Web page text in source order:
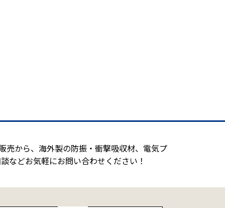
売から、海外製の防振・衝撃吸収材、電気プ
などお気軽にお問い合わせください！